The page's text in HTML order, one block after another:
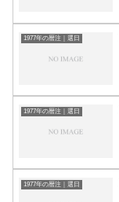
1977年の暦注｜選日
1977年の暦注｜選日
1977年の暦注｜選日